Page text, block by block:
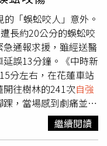
最久班次；2037次
復南下行駛。列車停
興仁路平交道長時間
豐路平交道一路回堵
主要道路皆出現嚴重
後，立即會同桃園市
道疏導交通，協助紓
交通才逐漸恢復順
當時情況，有人表示
停住了」、「149自
「蜈蚣咬人」意外。
長約20公分的蜈蚣咬
通報求援，雖經送醫
誤13分鐘。《中時新
分左右，在花蓮車站
往樹林的241次自強
，當場感到劇痛並出
助撥打119求救。救
，隨即將傷者送往花
繼續閱讀